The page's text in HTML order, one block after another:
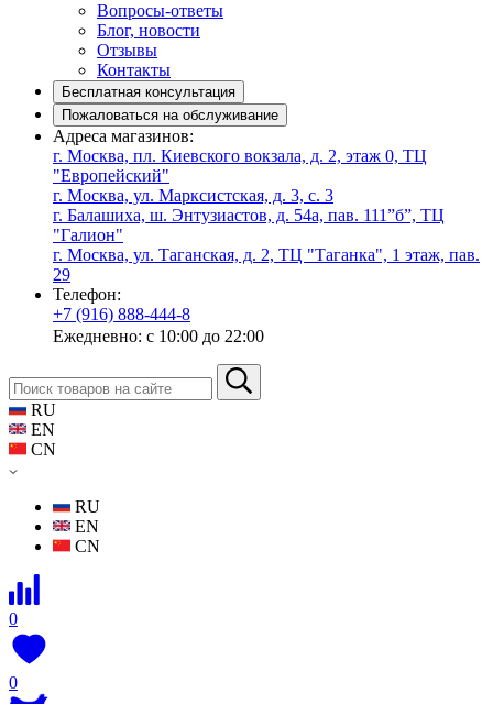
Вопросы-ответы
Блог, новости
Отзывы
Контакты
Бесплатная консультация
Пожаловаться на обслуживание
Адреса магазинов:
г. Москва, пл. Киевского вокзала, д. 2, этаж 0, ТЦ
"Европейский"
г. Москва, ул. Марксистская, д. 3, с. 3
г. Балашиха, ш. Энтузиастов, д. 54а, пав. 111”б”, ТЦ
"Галион"
г. Москва, ул. Таганская, д. 2, ТЦ "Таганка", 1 этаж, пав.
29
Телефон:
+7 (916) 888-444-8
Ежедневно: с 10:00 до 22:00
RU
EN
CN
RU
EN
CN
0
0